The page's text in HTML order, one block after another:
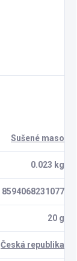
Sušené maso
0.023 kg
8594068231077
20 g
Česká republika